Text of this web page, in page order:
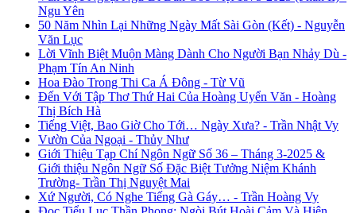
Ngu Yên
50 Năm Nhìn Lại Những Ngày Mất Sài Gòn (Kết) - Nguyễn
Văn Lục
Lời Vĩnh Biệt Muộn Màng Dành Cho Người Bạn Nhảy Dù -
Phạm Tín An Ninh
Hoa Đào Trong Thi Ca Á Đông - Từ Vũ
Đến Với Tập Thơ Thứ Hai Của Hoàng Uyển Văn - Hoàng
Thị Bích Hà
Tiếng Việt, Bao Giờ Cho Tới… Ngày Xưa? - Trần Nhật Vy
Vườn Của Ngoại - Thủy Như
Giới Thiệu Tạp Chí Ngôn Ngữ Số 36 – Tháng 3-2025 &
Giới thiệu Ngôn Ngữ Số Đặc Biệt Tưởng Niệm Khánh
Trường- Trần Thị Nguyệt Mai
Xứ Người, Có Nghe Tiếng Gà Gáy… - Trần Hoàng Vy